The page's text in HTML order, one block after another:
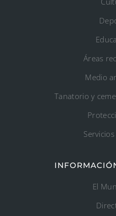
Áreas
Medio
Tanatorio y
El